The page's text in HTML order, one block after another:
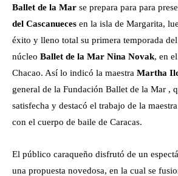
Ballet de la Mar se prepara para para
del Cascanueces en la isla de Margarita,
éxito y lleno total su primera temporada del
núcleo Ballet de la Mar Nina Novak, en
Chacao. Así lo indicó la maestra Martha
general de la Fundación Ballet de la Mar ,
satisfecha y destacó el trabajo de la
con el cuerpo de baile de Caracas.
El público caraqueño disfrutó de un
una propuesta novedosa, en la cual se